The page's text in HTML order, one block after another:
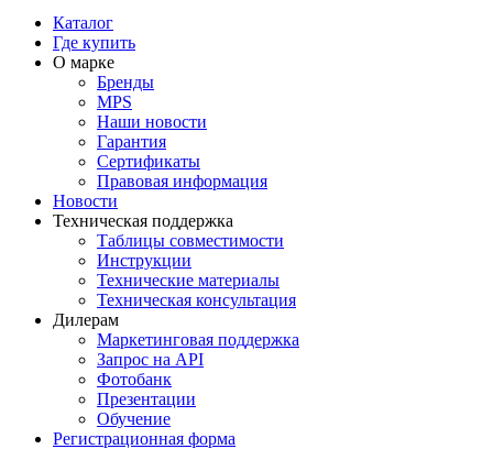
Каталог
Где купить
О марке
Бренды
MPS
Наши новости
Гарантия
Сертификаты
Правовая информация
Новости
Техническая поддержка
Таблицы совместимости
Инструкции
Технические материалы
Техническая консультация
Дилерам
Маркетинговая поддержка
Запрос на API
Фотобанк
Презентации
Обучение
Регистрационная форма